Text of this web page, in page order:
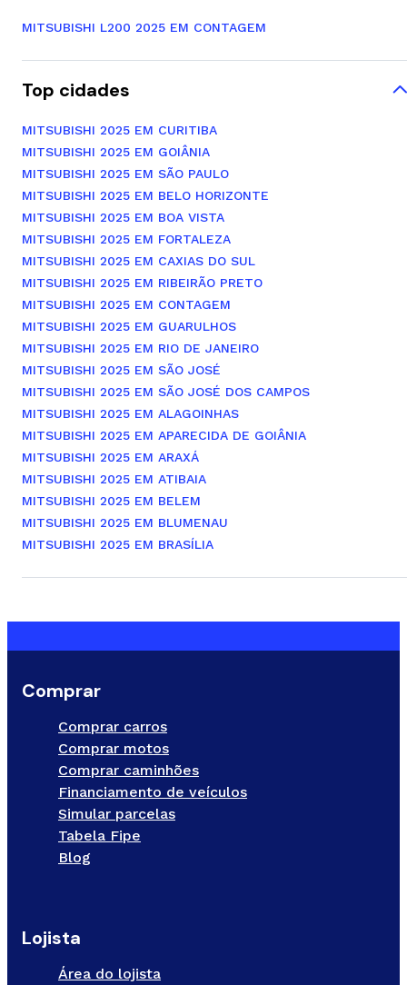
MITSUBISHI L200 2025 EM CONTAGEM
Top cidades
MITSUBISHI 2025 EM CURITIBA
MITSUBISHI 2025 EM GOIÂNIA
MITSUBISHI 2025 EM SÃO PAULO
MITSUBISHI 2025 EM BELO HORIZONTE
MITSUBISHI 2025 EM BOA VISTA
MITSUBISHI 2025 EM FORTALEZA
MITSUBISHI 2025 EM CAXIAS DO SUL
MITSUBISHI 2025 EM RIBEIRÃO PRETO
MITSUBISHI 2025 EM CONTAGEM
MITSUBISHI 2025 EM GUARULHOS
MITSUBISHI 2025 EM RIO DE JANEIRO
MITSUBISHI 2025 EM SÃO JOSÉ
MITSUBISHI 2025 EM SÃO JOSÉ DOS CAMPOS
MITSUBISHI 2025 EM ALAGOINHAS
MITSUBISHI 2025 EM APARECIDA DE GOIÂNIA
MITSUBISHI 2025 EM ARAXÁ
MITSUBISHI 2025 EM ATIBAIA
MITSUBISHI 2025 EM BELEM
MITSUBISHI 2025 EM BLUMENAU
MITSUBISHI 2025 EM BRASÍLIA
Comprar
Comprar carros
Comprar motos
Comprar caminhões
Financiamento de veículos
Simular parcelas
Tabela Fipe
Blog
Lojista
Área do lojista